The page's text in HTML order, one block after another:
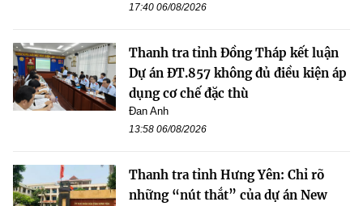
17:40 06/08/2026
Thanh tra tỉnh Đồng Tháp kết luận
Dự án ĐT.857 không đủ điều kiện áp
dụng cơ chế đặc thù
Đan Anh
13:58 06/08/2026
Thanh tra tỉnh Hưng Yên: Chỉ rõ
những “nút thắt” của dự án New